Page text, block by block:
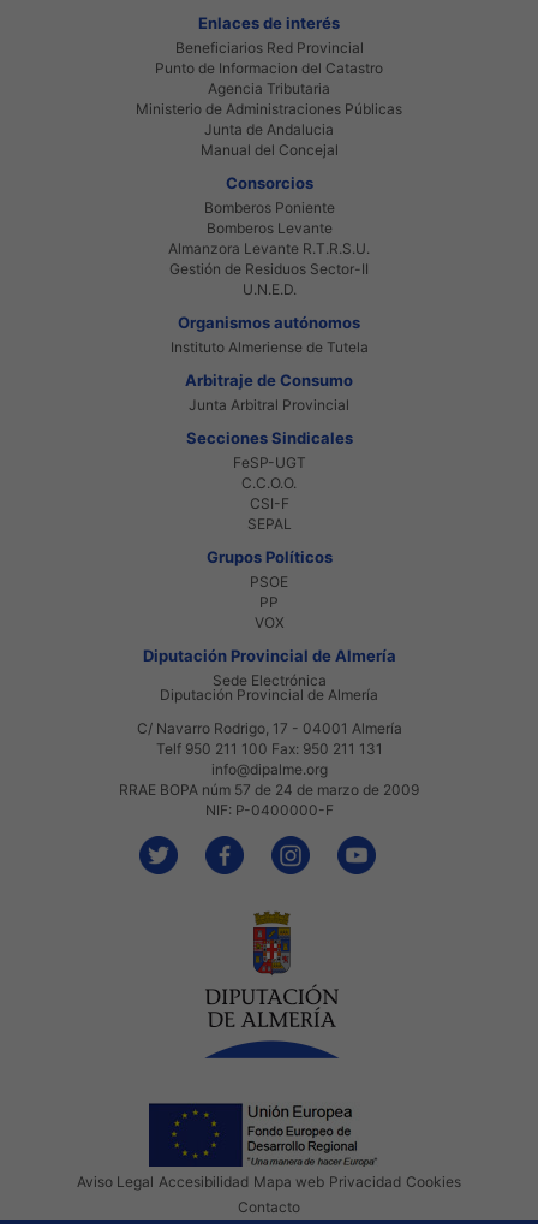
Enlaces de interés
Beneficiarios Red Provincial
Punto de Informacion del Catastro
Agencia Tributaria
Ministerio de Administraciones Públicas
Junta de Andalucia
Manual del Concejal
Consorcios
Bomberos Poniente
Bomberos Levante
Almanzora Levante R.T.R.S.U.
Gestión de Residuos Sector-II
U.N.E.D.
Organismos autónomos
Instituto Almeriense de Tutela
Arbitraje de Consumo
Junta Arbitral Provincial
Secciones Sindicales
FeSP-UGT
C.C.O.O.
CSI-F
SEPAL
Grupos Políticos
PSOE
PP
VOX
Diputación Provincial de Almería
Sede Electrónica
Diputación Provincial de Almería
C/ Navarro Rodrigo, 17 - 04001 Almería
Telf 950 211 100 Fax: 950 211 131
info@dipalme.org
RRAE BOPA núm 57 de 24 de marzo de 2009
NIF: P-0400000-F
Aviso Legal Accesibilidad Mapa web Privacidad Cookies
Contacto